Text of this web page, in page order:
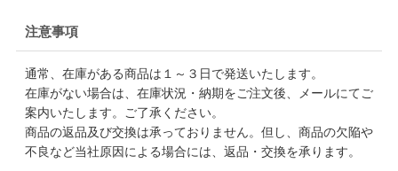
注意事項
通常、在庫がある商品は１～３日で発送いたします。
在庫がない場合は、在庫状況・納期をご注文後、メールにてご
案内いたします。ご了承ください。
商品の返品及び交換は承っておりません。但し、商品の欠陥や
不良など当社原因による場合には、返品・交換を承ります。